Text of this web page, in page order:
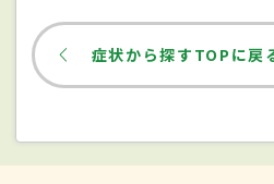
りの男性に発症するケー
どで無理をすることが重
やすい。心身ともにリラ
症状から探すTOPに戻